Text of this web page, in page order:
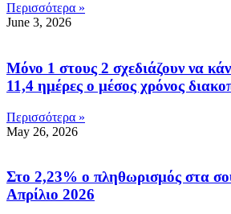
Περισσότερα »
June 3, 2026
Μόνο 1 στους 2 σχεδιάζουν να
11,4 ημέρες ο μέσος χρόνος
Περισσότερα »
May 26, 2026
Στο 2,23% ο πληθωρισμός στα
Απρίλιο 2026